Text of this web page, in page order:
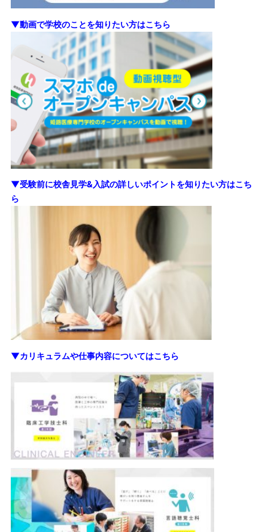
▼動画で学校のことを知りたい方はこちら
▼受験前に校舎見学&入試の詳しいポイントを知りたい方はこち
ら
▼カリキュラムや仕事内容についてはこちら